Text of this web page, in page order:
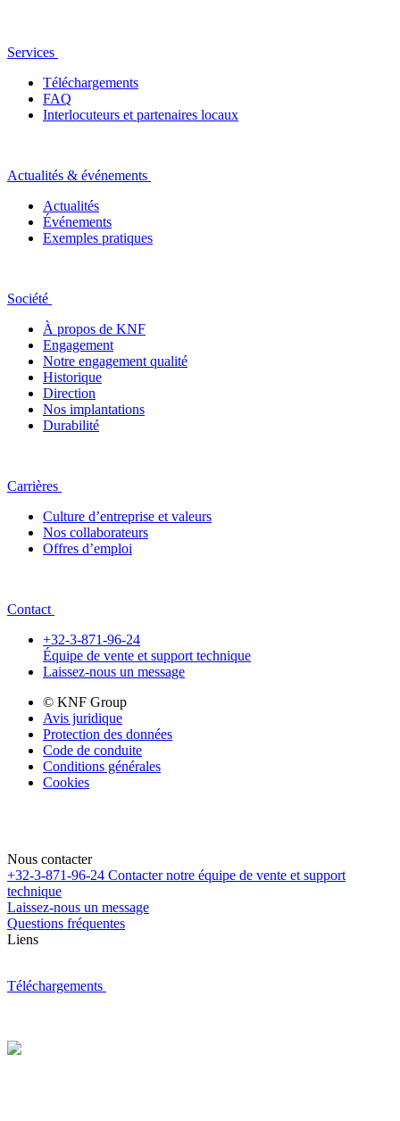
Services
Téléchargements
FAQ
Interlocuteurs et partenaires locaux
Actualités & événements
Actualités
Événements
Exemples pratiques
Société
À propos de KNF
Engagement
Notre engagement qualité
Historique
Direction
Nos implantations
Durabilité
Carrières
Culture d’entreprise et valeurs
Nos collaborateurs
Offres d’emploi
Contact
+32-3-871-96-24
Équipe de vente et support technique
Laissez-nous un message
© KNF Group
Avis juridique
Protection des données
Code de conduite
Conditions générales
Cookies
Nous contacter
+32-3-871-96-24 Contacter notre équipe de vente et support
technique
Laissez-nous un message
Questions fréquentes
Liens
Téléchargements